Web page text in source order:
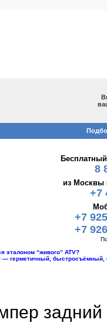
8
из Москвы
+7
+7
+7
эталоном “живого” ATV?
— герметичный, быстросъёмный,
задний